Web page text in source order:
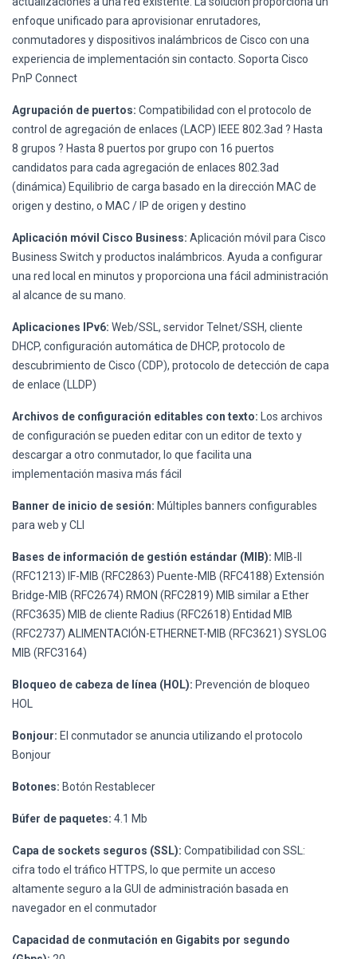
enfoque unificado para aprovisionar enrutadores,
conmutadores y dispositivos inalámbricos de Cisco con una
experiencia de implementación sin contacto. Soporta Cisco
PnP Connect
Agrupación de puertos: Compatibilidad con el protocolo de
control de agregación de enlaces (LACP) IEEE 802.3ad ? Hasta
8 grupos ? Hasta 8 puertos por grupo con 16 puertos
candidatos para cada agregación de enlaces 802.3ad
(dinámica) Equilibrio de carga basado en la dirección MAC de
origen y destino, o MAC / IP de origen y destino
Aplicación móvil Cisco Business: Aplicación móvil para Cisco
Business Switch y productos inalámbricos. Ayuda a configurar
una red local en minutos y proporciona una fácil administración
al alcance de su mano.
Aplicaciones IPv6: Web/SSL, servidor Telnet/SSH, cliente
DHCP, configuración automática de DHCP, protocolo de
descubrimiento de Cisco (CDP), protocolo de detección de capa
de enlace (LLDP)
Archivos de configuración editables con texto: Los archivos
de configuración se pueden editar con un editor de texto y
descargar a otro conmutador, lo que facilita una
implementación masiva más fácil
Banner de inicio de sesión: Múltiples banners configurables
para web y CLI
Bases de información de gestión estándar (MIB): MIB-II
(RFC1213) IF-MIB (RFC2863) Puente-MIB (RFC4188) Extensión
Bridge-MIB (RFC2674) RMON (RFC2819) MIB similar a Ether
(RFC3635) MIB de cliente Radius (RFC2618) Entidad MIB
(RFC2737) ALIMENTACIÓN-ETHERNET-MIB (RFC3621) SYSLOG
MIB (RFC3164)
Bloqueo de cabeza de línea (HOL): Prevención de bloqueo
HOL
Bonjour: El conmutador se anuncia utilizando el protocolo
Bonjour
Botones: Botón Restablecer
Búfer de paquetes: 4.1 Mb
Capa de sockets seguros (SSL): Compatibilidad con SSL:
cifra todo el tráfico HTTPS, lo que permite un acceso
altamente seguro a la GUI de administración basada en
navegador en el conmutador
Capacidad de conmutación en Gigabits por segundo